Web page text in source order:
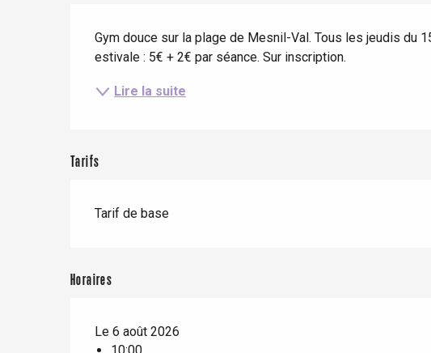
Avec les enfants
Entre amis
Séjours à vélo
Gym douce sur la plage de Mesnil-Val. Tous les jeudis du
estivale : 5€ + 2€ par séance. Sur inscription.
Lire la suite
Tarifs
Tarif de base
Horaires
Le 6 août 2026